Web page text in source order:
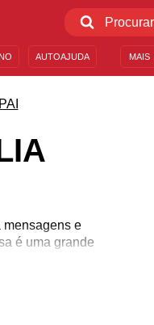
MAIS
AUTOAJUDA
PAI
mensagens e
é uma grande